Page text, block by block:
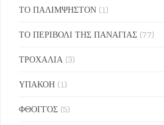
ΤΟ ΠΑΛΙΜΨΗΣΤΟΝ (1)
ΤΟ ΠΕΡΙΒΟΛΙ ΤΗΣ ΠΑΝΑΓΙΑΣ (77)
ΤΡΟΧΑΛΙΑ (3)
ΥΠΑΚΟΗ (1)
ΦΘΟΓΓΟΣ (5)